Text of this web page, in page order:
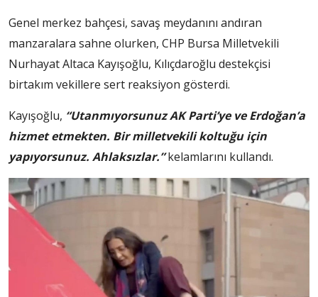
Genel merkez bahçesi, savaş meydanını andıran
manzaralara sahne olurken, CHP Bursa Milletvekili
Nurhayat Altaca Kayışoğlu, Kılıçdaroğlu destekçisi
birtakım vekillere sert reaksiyon gösterdi.
Kayışoğlu, “Utanmıyorsunuz AK Parti’ye ve Erdoğan’a
hizmet etmekten. Bir milletvekili koltuğu için
yapıyorsunuz. Ahlaksızlar.”kelamlarını kullandı.